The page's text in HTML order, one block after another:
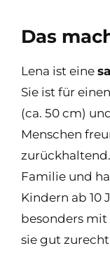
Das
Lena ist eine
Sie ist für
(ca. 50 cm)
Menschen
Familie und
Kindern ab 10
besonders
sie gut